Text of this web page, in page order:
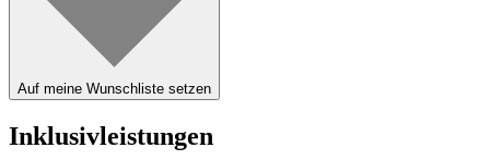
Auf meine Wunschliste setzen
Inklusivleistungen